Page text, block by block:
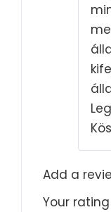
Add a
Your rating